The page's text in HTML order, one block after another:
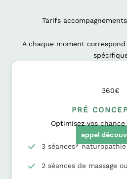
Tarifs
A chaque moment
360€
PRÉ
Optimisez vos
appel
3 séances*
2 séances de massage